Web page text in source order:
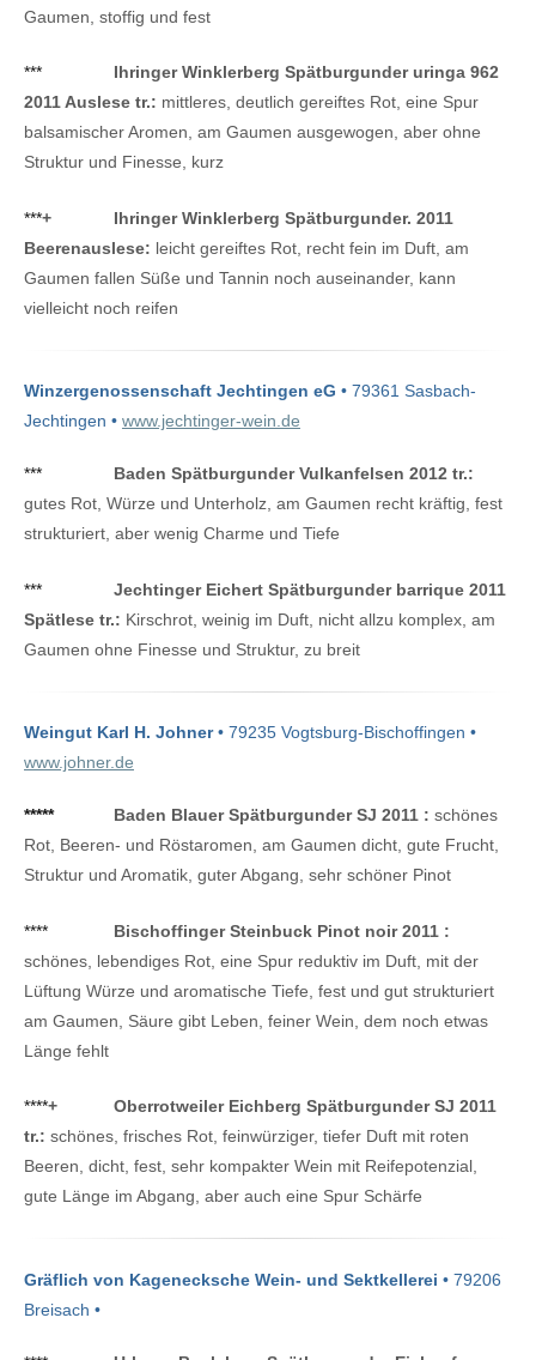
Gaumen, stoffig und fest
***
Ihringer Winklerberg Spätburgunder uringa 962
2011 Auslese tr.: mittleres, deutlich gereiftes Rot, eine Spur
balsamischer Aromen, am Gaumen ausgewogen, aber ohne
Struktur und Finesse, kurz
***+
Ihringer Winklerberg Spätburgunder. 2011
Beerenauslese: leicht gereiftes Rot, recht fein im Duft, am
Gaumen fallen Süße und Tannin noch auseinander, kann
vielleicht noch reifen
Winzergenossenschaft Jechtingen eG • 79361 Sasbach-
Jechtingen • www.jechtinger-wein.de
***
Baden Spätburgunder Vulkanfelsen 2012 tr.:
gutes Rot, Würze und Unterholz, am Gaumen recht kräftig, fest
strukturiert, aber wenig Charme und Tiefe
***
Jechtinger Eichert Spätburgunder barrique 2011
Spätlese tr.: Kirschrot, weinig im Duft, nicht allzu komplex, am
Gaumen ohne Finesse und Struktur, zu breit
Weingut Karl H. Johner• 79235 Vogtsburg-Bischoffingen •
www.johner.de
***** Baden Blauer Spätburgunder SJ 2011 : schönes
Rot, Beeren- und Röstaromen, am Gaumen dicht, gute Frucht,
Struktur und Aromatik, guter Abgang, sehr schöner Pinot
****
Bischoffinger Steinbuck Pinot noir 2011 :
schönes, lebendiges Rot, eine Spur reduktiv im Duft, mit der
Lüftung Würze und aromatische Tiefe, fest und gut strukturiert
am Gaumen, Säure gibt Leben, feiner Wein, dem noch etwas
Länge fehlt
****+
Oberrotweiler Eichberg Spätburgunder SJ 2011
tr.: schönes, frisches Rot, feinwürziger, tiefer Duft mit roten
Beeren, dicht, fest, sehr kompakter Wein mit Reifepotenzial,
gute Länge im Abgang, aber auch eine Spur Schärfe
Gräflich von Kagenecksche Wein- und Sektkellerei • 79206
Breisach •